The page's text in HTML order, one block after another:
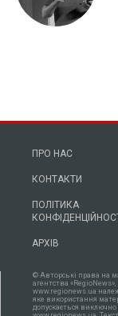
ПРО НАС
КОНТАКТИ
ПОЛІТИКА
АРХІВ
© Авторські права на
агентства
www.regionews.ua
яке використання
допускається виключно